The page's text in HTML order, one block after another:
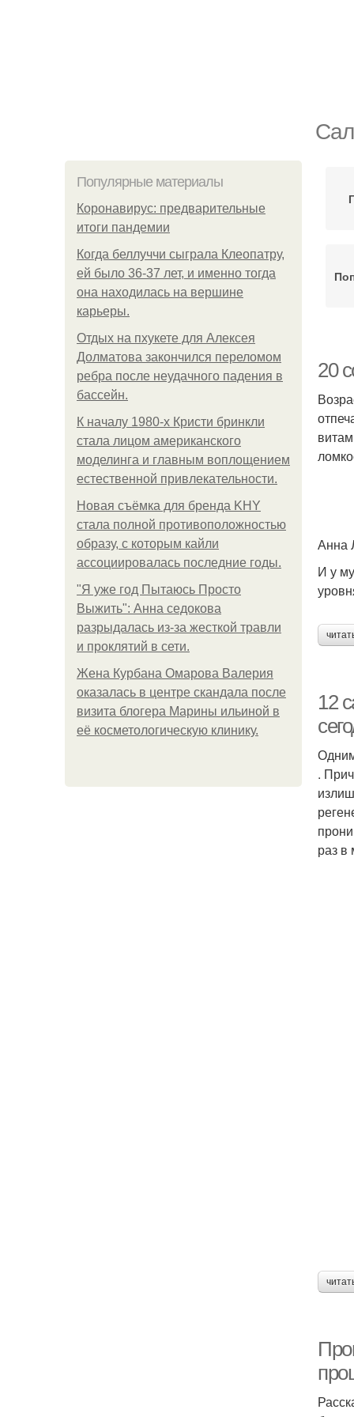
Популярные материалы
Коронавирус: предварительные
итоги пандемии
Когда беллуччи сыграла Клеопатру,
ей было 36-37 лет, и именно тогда
она находилась на вершине
карьеры.
Отдых на пхукете для Алексея
Долматова закончился переломом
ребра после неудачного падения в
бассейн.
К началу 1980-х Кристи бринкли
стала лицом американского
моделинга и главным воплощением
естественной привлекательности.
Новая съёмка для бренда KHY
стала полной противоположностью
образу, с которым кайли
ассоциировалась последние годы.
"Я уже год Пытаюсь Просто
Выжить": Анна седокова
разрыдалась из-за жесткой травли
и проклятий в сети.
Жена Курбана Омарова Валерия
оказалась в центре скандала после
визита блогера Марины ильиной в
её косметологическую клинику.
20
Анна
И у
12
.
раз в